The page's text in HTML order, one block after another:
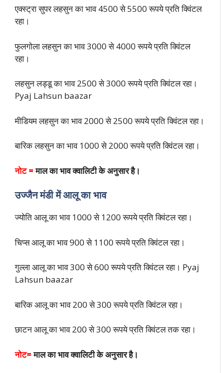
एक्स्ट्रा सुपर लहसुन का भाव 4500 से 5500 रूपये प्रति क्विंटल
रहा।
फुलगोला लहसुन का भाव 3000 से 4000 रूपये प्रति क्विंटल
रहा।
लहसुन लड्डू का भाव 2500 से 3000 रूपये प्रति क्विंटल रहा।
Pyaj Lahsun baazar
मीडियम लहसुन का भाव 2000 से 2500 रूपये प्रति क्विंटल रहा।
बारिक लहसुन का भाव 1000 से 2000 रूपये प्रति क्विंटल रहा।
नोट =माल का भाव क्वालिटी के अनुसार है।
उज्जैन मंडी में आलू का भाव
ज्योति आलू का भाव 1000 से 1200 रूपये प्रति क्विंटल रहा।
चिप्स आलू का भाव 900 से 1100 रूपये प्रति क्विंटल रहा।
गुल्ला आलू का भाव 300 से 600 रूपये प्रति क्विंटल रहा। Pyaj
Lahsun baazar
बारिक आलू का भाव 200 से 300 रूपये प्रति क्विंटल रहा।
छाटन आलू का भाव 200 से 300 रूपये प्रति क्विंटल तक रहा।
नोट=माल का भाव क्वालिटी के अनुसार है।